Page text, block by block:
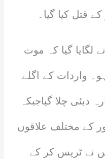
قتل کیا گیا۔
لگایا گیا کہ موت
واردات کے اگلے
دبئی چلا گیاجبکہ
کے مختلف علاقوں
نے ٹریس کر کے